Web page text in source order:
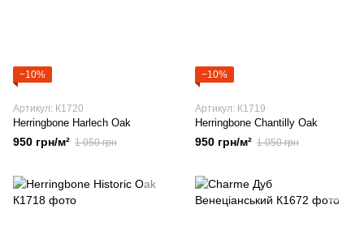
−10%
Артикул: К1720
Herringbone Harlech Oak
950 грн/м² 1 050 грн
−10%
Артикул: К1719
Herringbone Chantilly Oak
950 грн/м² 1 050 грн